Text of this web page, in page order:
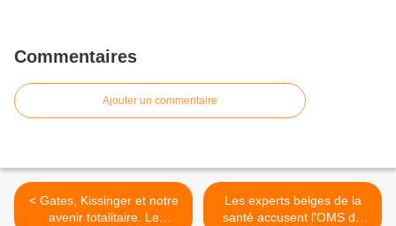
Commentaires
Ajouter un commentaire
< Gates, Kissinger et notre
avenir totalitaire. Le
Les experts belges de la
santé accusent l'OMS de